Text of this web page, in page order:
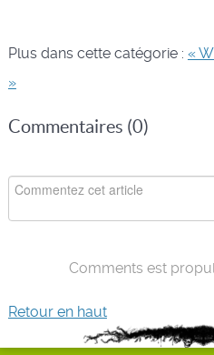
Plus dans cette catégorie : «
»
Commentaires (0)
Comments est
Retour en haut